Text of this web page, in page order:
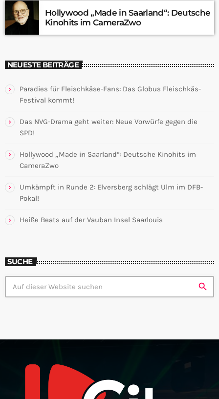
Hollywood „Made in Saarland“: Deutsche
Kinohits im CameraZwo
NEUESTE BEITRÄGE
Paradies für Fleischkäse-Fans: Das Globus Fleischkäs-
Festival kommt!
Das NVG-Drama geht weiter: Neue Vorwürfe gegen die
SPD!
Hollywood „Made in Saarland“: Deutsche Kinohits im
CameraZwo
Umkämpft in Runde 2: Elversberg schlägt Ulm im DFB-
Pokal!
Heiße Beats auf der Vauban Insel Saarlouis
SUCHE
search